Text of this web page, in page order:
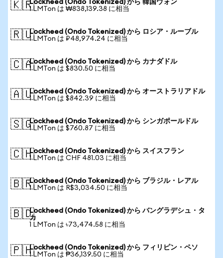
🇰🇷Lockheed (Ondo Tokenized) から 韓国ウォン
1 LMTon は ₩838,139.38 に相当
🇷🇺Lockheed (Ondo Tokenized) から ロシア・ルーブル
1 LMTon は ₽48,974.24 に相当
🇨🇦Lockheed (Ondo Tokenized) から カナダドル
1 LMTon は $830.50 に相当
🇦🇺Lockheed (Ondo Tokenized) から オーストラリアドル
1 LMTon は $842.39 に相当
🇸🇬Lockheed (Ondo Tokenized) から シンガポールドル
1 LMTon は $760.87 に相当
🇨🇭Lockheed (Ondo Tokenized) から スイスフラン
1 LMTon は CHF 481.03 に相当
🇧🇷Lockheed (Ondo Tokenized) から ブラジル・レアル
1 LMTon は R$3,034.50 に相当
🇧🇩Lockheed (Ondo Tokenized) から バングラデシュ・タ
カ
1 LMTon は ৳73,474.58 に相当
🇵🇭Lockheed (Ondo Tokenized) から フィリピン・ペソ
1 LMTon は ₱36,139.50 に相当